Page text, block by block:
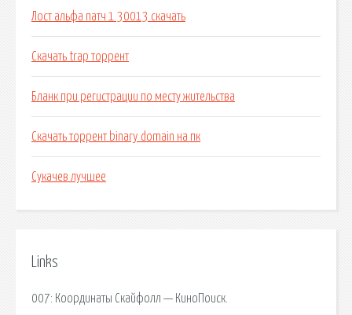
Лост альфа патч 1 30013 скачать
Скачать trap торрент
Бланк при регистрации по месту жительства
Скачать торрент binary domain на пк
Сукачев лучшее
Links
007: Координаты Скайфолл — КиноПоиск.